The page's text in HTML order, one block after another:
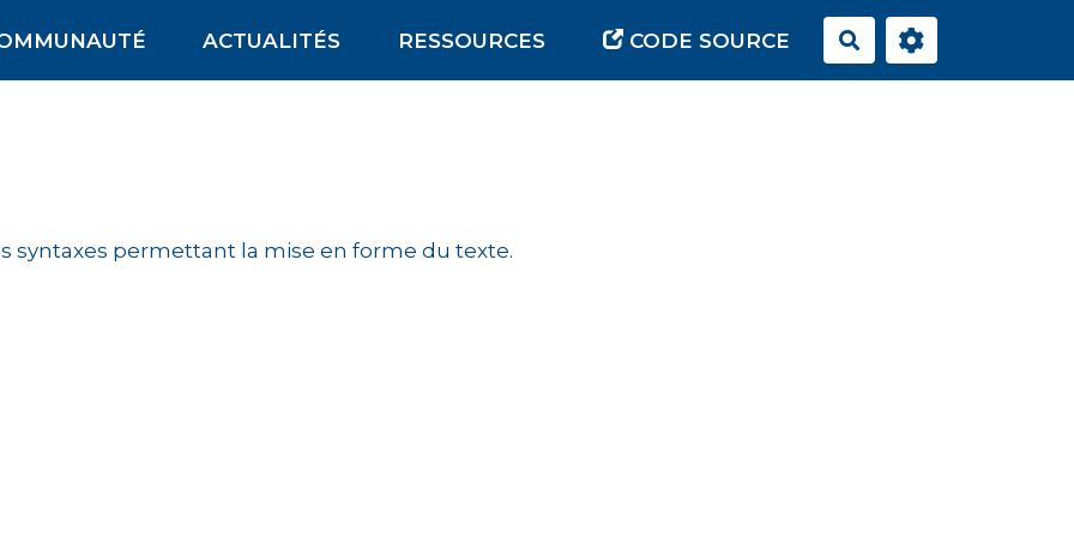
ACTUALITÉS RESSOURCES CODE SOURCE Rechercher
syntaxes permettant la mise en forme du texte.